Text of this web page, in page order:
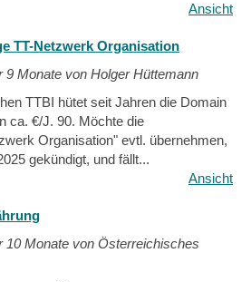
Ansicht
TT-Netzwerk Organisation
9 Monate von Holger Hüttemann
TTBI hütet seit Jahren die Domain
ca. €/J. 90. Möchte die
Organisation" evtl. übernehmen,
gekündigt, und fällt...
Ansicht
10 Monate von Österreichisches